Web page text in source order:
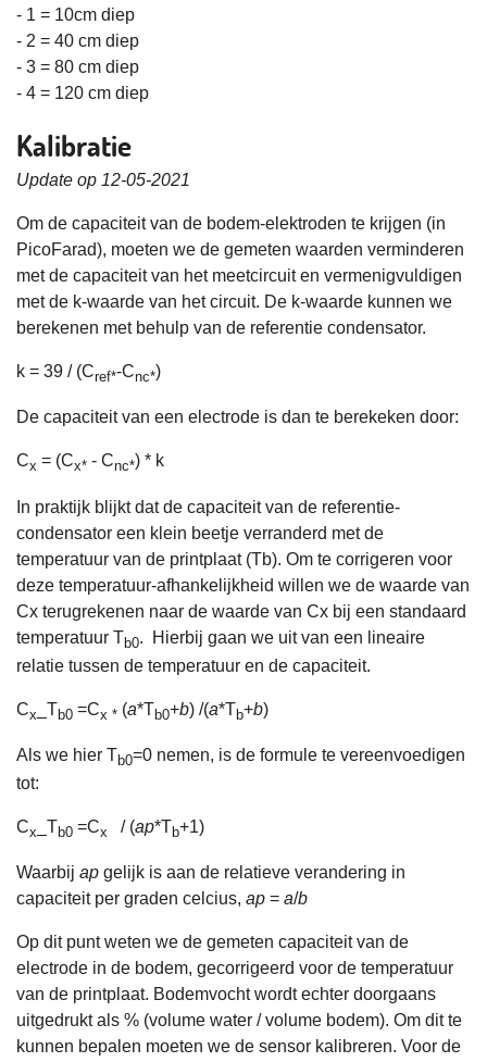
- 1 = 10cm diep
- 2 = 40 cm diep
- 3 = 80 cm diep
- 4 = 120 cm diep
Kalibratie
Update op 12-05-2021
Om de capaciteit van de bodem-elektroden te krijgen (in
PicoFarad), moeten we de gemeten waarden verminderen
met de capaciteit van het meetcircuit en vermenigvuldigen
met de k-waarde van het circuit. De k-waarde kunnen we
berekenen met behulp van de referentie condensator.
k = 39 / (Cref*-Cnc*)
De capaciteit van een electrode is dan te berekeken door:
Cx = (Cx* - Cnc*) * k
In praktijk blijkt dat de capaciteit van de referentie-
condensator een klein beetje verranderd met de
temperatuur van de printplaat (Tb). Om te corrigeren voor
deze temperatuur-afhankelijkheid willen we de waarde van
Cx terugrekenen naar de waarde van Cx bij een standaard
temperatuur Tb0. Hierbij gaan we uit van een lineaire
relatie tussen de temperatuur en de capaciteit.
Cx _Tb0 =Cx * (a*Tb0+b) /(a*Tb+b)
Als we hier Tb0=0 nemen, is de formule te vereenvoedigen
tot:
Cx _Tb0 =Cx / (ap*Tb+1)
Waarbij ap gelijk is aan de relatieve verandering in
capaciteit per graden celcius, ap = a/b
Op dit punt weten we de gemeten capaciteit van de
electrode in de bodem, gecorrigeerd voor de temperatuur
van de printplaat. Bodemvocht wordt echter doorgaans
uitgedrukt als % (volume water / volume bodem). Om dit te
kunnen bepalen moeten we de sensor kalibreren. Voor de